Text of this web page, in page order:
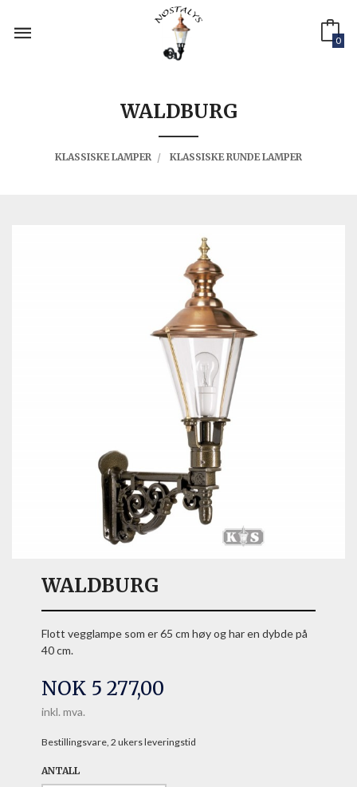
innholdet
0
WALDBURG
KLASSISKE LAMPER KLASSISKE RUNDE LAMPER
WALDBURG
Flott vegglampe som er 65 cm høy og har en dybde på
40 cm.
Pris
NOK 5 277,00
inkl. mva.
Bestillingsvare, 2 ukers leveringstid
ANTALL